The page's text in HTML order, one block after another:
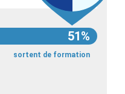
51%
sortent de formation